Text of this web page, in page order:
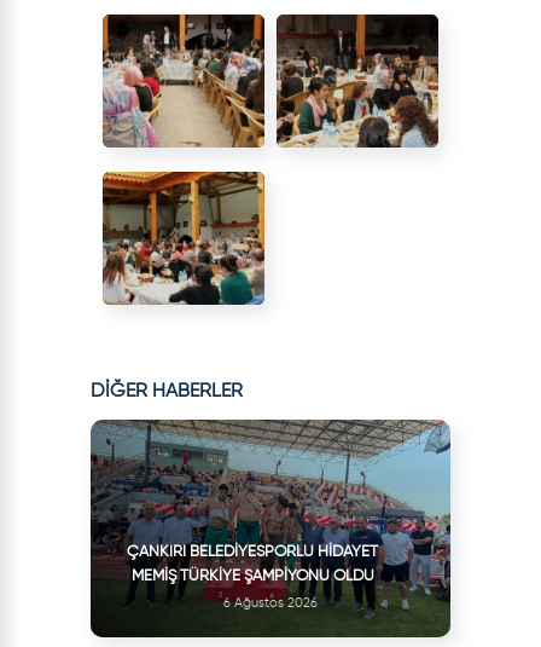
DİĞER HABERLER
ÇANKIRI BELEDIYESPORLU HIDAYET
MEMIŞ TÜRKIYE ŞAMPIYONU OLDU
6 Ağustos 2026